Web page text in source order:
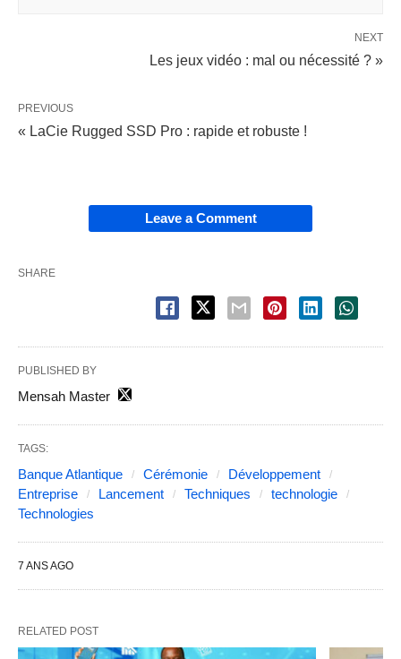
NEXT
Les jeux vidéo : mal ou nécessité ? »
PREVIOUS
« LaCie Rugged SSD Pro : rapide et robuste !
Leave a Comment
SHARE
PUBLISHED BY
Mensah Master
TAGS:
Banque Atlantique Cérémonie
Développement
Entreprise
Lancement Techniques
technologie
Technologies
7 ANS AGO
RELATED POST